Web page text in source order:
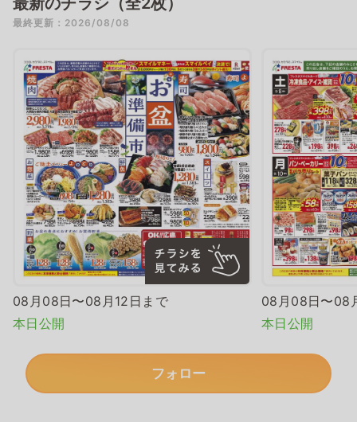
最終更新：2026/08/08
08月08日〜08月12日まで
本日公開
08月08日〜08
本日公開
フォロー